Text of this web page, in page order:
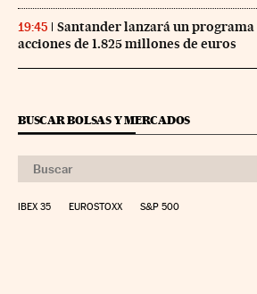
19:45
Santander lanzará un
acciones de 1.825 millones de euros
BUSCAR BOLSAS Y MERCADOS
IBEX 35 EUROSTOXX S&P 500